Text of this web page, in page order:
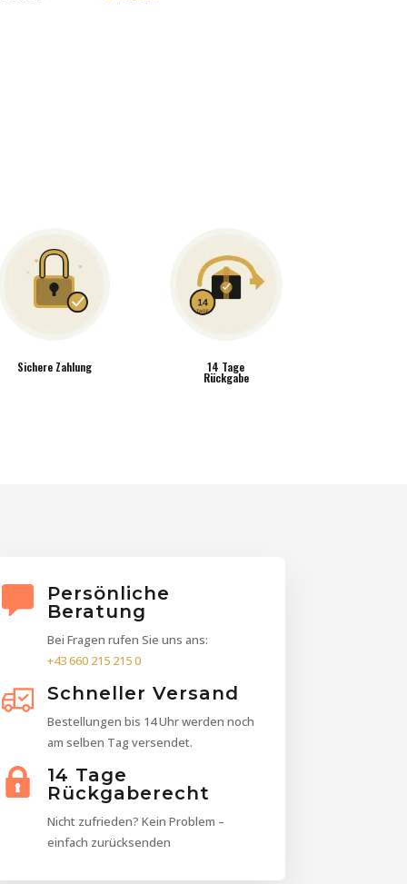
Sichere Zahlung 14 Tage
Rückgabe
Persönliche
Beratung
Bei Fragen rufen Sie uns ans:
+43 660 215 215 0
Schneller Versand
Bestellungen bis 14 Uhr werden noch
am selben Tag versendet.
14 Tage
Rückgaberecht
Nicht zufrieden? Kein Problem –
einfach zurücksenden